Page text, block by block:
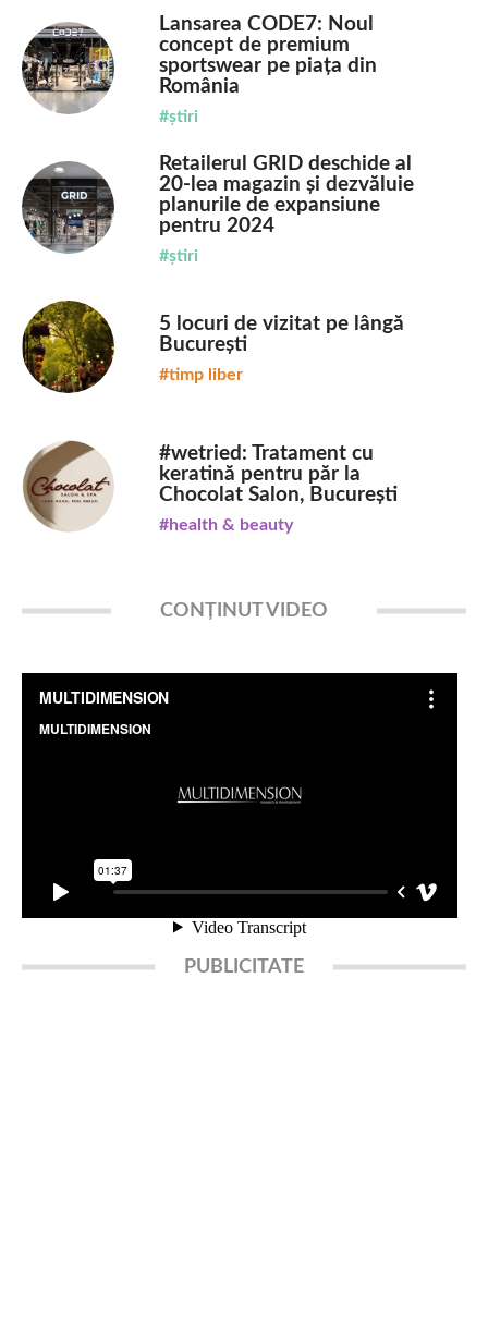
Lansarea CODE7: Noul
concept de premium
sportswear pe piața din
România
#știri
Retailerul GRID deschide al
20-lea magazin și dezvăluie
planurile de expansiune
pentru 2024
#știri
5 locuri de vizitat pe lângă
București
#timp liber
#wetried: Tratament cu
keratină pentru păr la
Chocolat Salon, București
#health & beauty
CONȚINUT VIDEO
PUBLICITATE